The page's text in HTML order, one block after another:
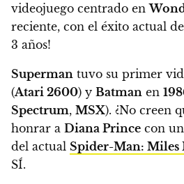
videojuego centrado en
reciente, con el éxito actual
3 años!
Superman tuvo su primer
(Atari 2600) y Batman en
Spectrum, MSX). ¿No creen
honrar a Diana Prince con
del actual Spider-Man: Miles
SÍ.